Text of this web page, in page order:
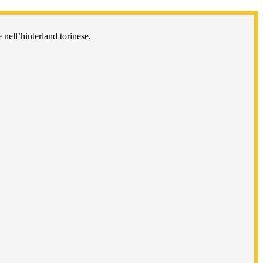
torinese.